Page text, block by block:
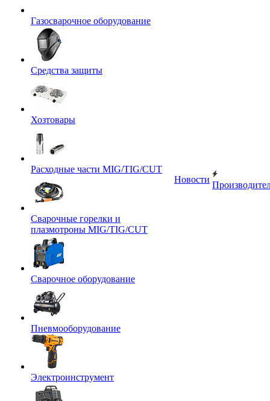
Газосварочное оборудование
Средства защиты
Хозтовары
Расходные части MIG/TIG/CUT
Сварочные горелки и
плазмотроны MIG/TIG/CUT
Сварочное оборудование
Пневмооборудование
Электроинструмент
Новости